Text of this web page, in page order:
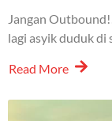
Jangan
lagi asyik duduk di
Read More